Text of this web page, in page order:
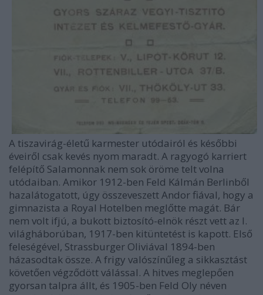
A tiszavirág-életű karmester utódairól és későbbi
éveiről csak kevés nyom maradt. A ragyogó karriert
felépítő Salamonnak nem sok öröme telt volna
utódaiban. Amikor 1912-ben Feld Kálmán Berlinből
hazalátogatott, úgy összeveszett Andor fiával, hogy a
gimnazista a Royal Hotelben meglőtte magát. Bár
nem volt ifjú, a bukott biztosító-elnök részt vett az I.
világháborúban, 1917-ben kitüntetést is kapott. Első
feleségével, Strassburger Oliviával 1894-ben
házasodtak össze. A frigy valószínűleg a sikkasztást
követően végződött válással. A hitves meglepően
gyorsan talpra állt, és 1905-ben Feld Oly néven